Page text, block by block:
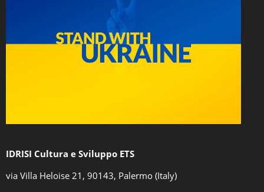
IDRISI Cultura e Sviluppo ETS
via Villa Heloise 21, 90143, Palermo (Italy)